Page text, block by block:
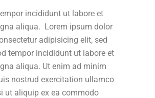
incididunt ut labore et
aliqua. Lorem ipsum dolor
adipisicing elit, sed
tempor incididunt ut labore et
aliqua. Ut enim ad minim
nostrud exercitation ullamco
ut aliquip ex ea commodo